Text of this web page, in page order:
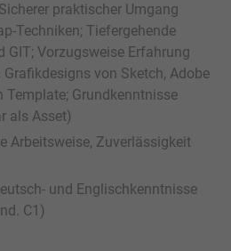
praktischer Umgang
Techniken; Tiefergehende
GIT; Vorzugsweise Erfahrung
von Sketch, Adobe
Template; Grundkenntnisse
als Asset)
Arbeitsweise, Zuverlässigkeit
und Englischkenntnisse
C1)